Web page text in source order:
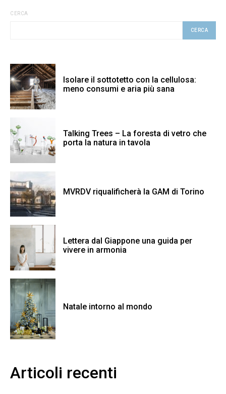
CERCA
CERCA
Isolare il sottotetto con la cellulosa:
meno consumi e aria più sana
Talking Trees – La foresta di vetro che
porta la natura in tavola
MVRDV riqualificherà la GAM di Torino
Lettera dal Giappone una guida per
vivere in armonia
Natale intorno al mondo
Articoli recenti